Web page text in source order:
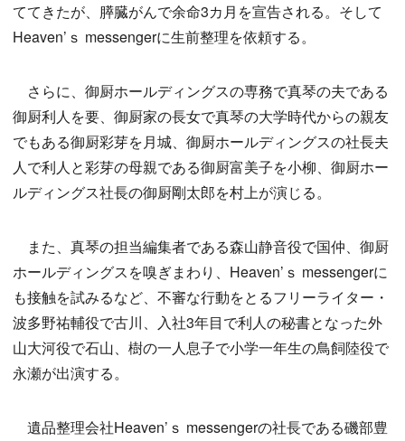
ててきたが、膵臓がんで余命3カ月を宣告される。そして
Heaven’ｓ messengerに生前整理を依頼する。
さらに、御厨ホールディングスの専務で真琴の夫である
御厨利人を要、御厨家の長女で真琴の大学時代からの親友
でもある御厨彩芽を月城、御厨ホールディングスの社長夫
人で利人と彩芽の母親である御厨富美子を小柳、御厨ホー
ルディングス社長の御厨剛太郎を村上が演じる。
また、真琴の担当編集者である森山静音役で国仲、御厨
ホールディングスを嗅ぎまわり、Heaven’ｓ messengerに
も接触を試みるなど、不審な行動をとるフリーライター・
波多野祐輔役で古川、入社3年目で利人の秘書となった外
山大河役で石山、樹の一人息子で小学一年生の鳥飼陸役で
永瀬が出演する。
遺品整理会社Heaven’ｓ messengerの社長である磯部豊